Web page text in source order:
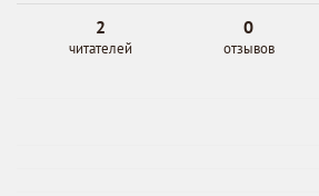
2
читателей
0
отзывов